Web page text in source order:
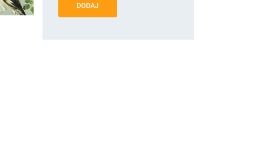
DODAJ